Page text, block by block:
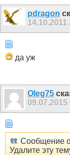
pdragon
14.10.2011
да уж
Оlеg75
09.07.2015
Сообщение
Удалите эту